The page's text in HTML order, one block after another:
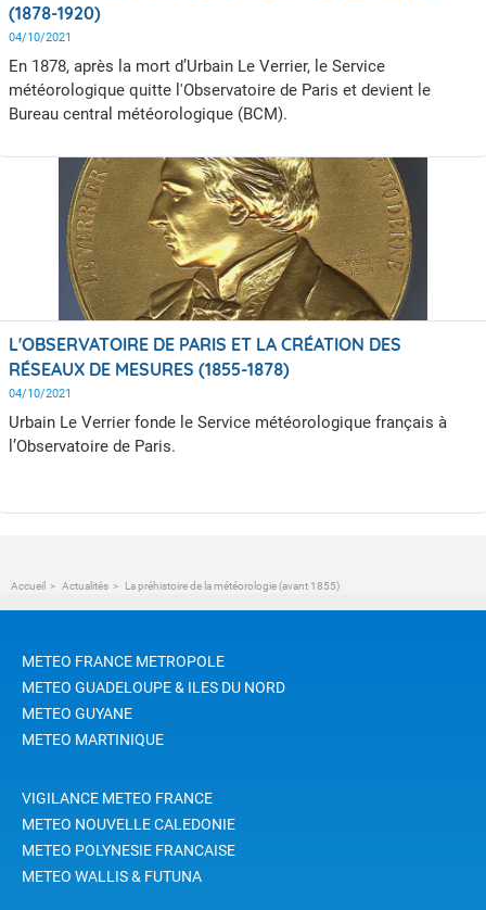
(1878-1920)
04/10/2021
En 1878, après la mort d’Urbain Le Verrier, le Service
météorologique quitte l'Observatoire de Paris et devient le
Bureau central météorologique (BCM).
L'OBSERVATOIRE DE PARIS ET LA CRÉATION DES
RÉSEAUX DE MESURES (1855-1878)
04/10/2021
Urbain Le Verrier fonde le Service météorologique français à
l’Observatoire de Paris.
Accueil Actualités La préhistoire de la météorologie (avant 1855)
METEO FRANCE METROPOLE
METEO GUADELOUPE & ILES DU NORD
METEO GUYANE
METEO MARTINIQUE
VIGILANCE METEO FRANCE
METEO NOUVELLE CALEDONIE
METEO POLYNESIE FRANCAISE
METEO WALLIS & FUTUNA